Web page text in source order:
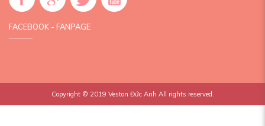
FACEBOOK - FANPAGE
Copyright © 2019 Veston Đức Anh All rights reserved.